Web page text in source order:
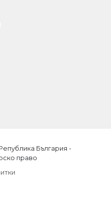
България -
право